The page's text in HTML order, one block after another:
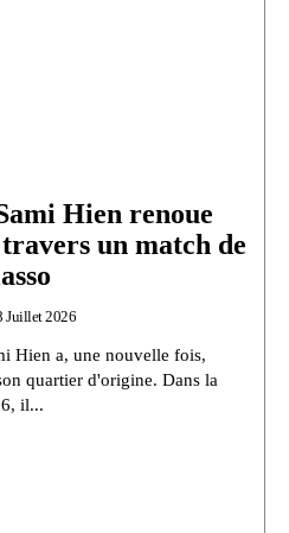
Hien renoue
un match de
Juillet 2026
Hien a, une nouvelle fois,
quartier d'origine. Dans la
il...